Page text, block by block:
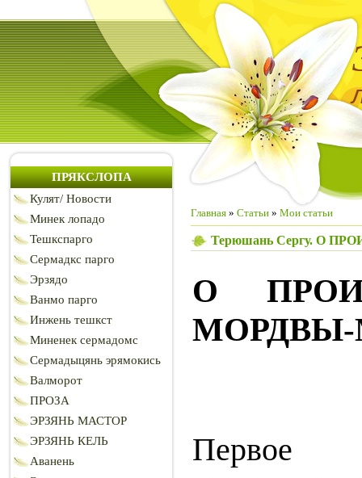
ПРЯКСЛОПА
Кулят/ Новости
Минек лопадо
Тешкспарго
Сермадкс парго
Эрзядо
Ванмо парго
Инжень тешкст
Миненек сермадомс
Сермадыцянь эрямокись
Валморот
ПРОЗА
ЭРЗЯНЬ МАСТОР
ЭРЗЯНЬ КЕЛЬ
Аванень
Главная » Статьи » Мои статьи
Терюшань Сергу. О
О
Первое